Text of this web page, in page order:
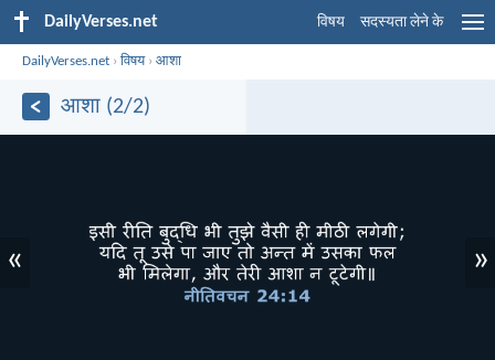
DailyVerses.net विषय सदस्यता लेने के
DailyVerses.net ›विषय›आशा
आशा (2/2)
« »